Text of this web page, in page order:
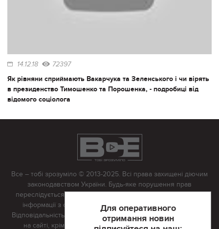
14.12.18 72397
Як рівняни сприймають Вакарчука та Зеленського і чи вірять
в президенство Тимошенко та Порошенка, - подробиці від
відомого соціолога
Для оперативного
отримання новин
Все – тобі зрозуміло © 2013-2025. Всі права захищені діючим
законодавством України. Будь-яке порушення прав
переслідується в судовому порядку. Будь-яке відтворення
інформації з сайту тільки з письмово дозволу редакції.
Відповідальність за достовірність усіх матеріалів, розміщених
на сайті, крім матеріалів, які містять посилання на інші